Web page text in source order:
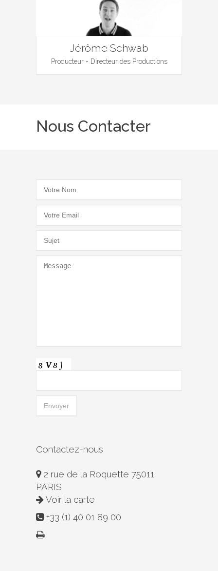
Jérôme Schwab
Producteur - Directeur des Productions
Nous Contacter
Contactez-nous
2 rue de la Roquette 75011
PARIS
Voir la carte
+33 (1) 40 01 89 00